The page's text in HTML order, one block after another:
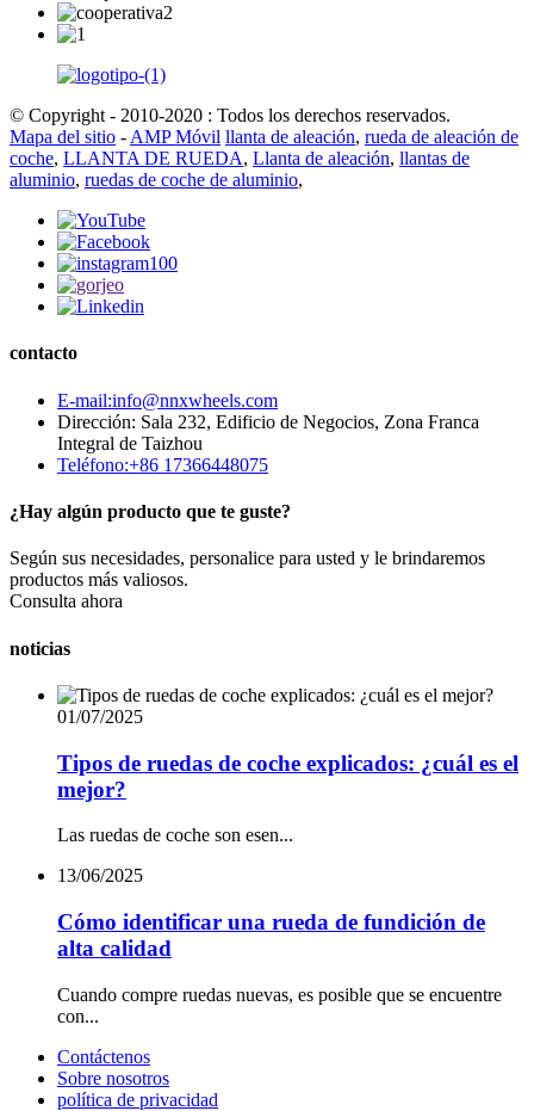
© Copyright - 2010-2020 : Todos los derechos reservados.
Mapa del sitio - AMP Móvil llanta de aleación, rueda de aleación de
coche, LLANTA DE RUEDA, Llanta de aleación, llantas de
aluminio, ruedas de coche de aluminio,
contacto
E-mail:info@nnxwheels.com
Dirección: Sala 232, Edificio de Negocios, Zona Franca
Integral de Taizhou
Teléfono:+86 17366448075
¿Hay algún producto que te guste?
Según sus necesidades, personalice para usted y le brindaremos
productos más valiosos.
Consulta ahora
noticias
01/07/2025
Tipos de ruedas de coche explicados: ¿cuál es el
mejor?
Las ruedas de coche son esen...
13/06/2025
Cómo identificar una rueda de fundición de
alta calidad
Cuando compre ruedas nuevas, es posible que se encuentre
con...
Contáctenos
Sobre nosotros
política de privacidad